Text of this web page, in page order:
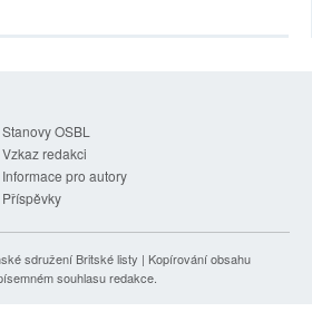
Stanovy OSBL
Vzkaz redakci
Informace pro autory
Příspěvky
sdružení Britské listy | Kopírování obsahu
souhlasu redakce.